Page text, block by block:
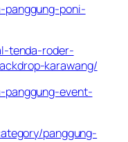
panggung-poni-
tenda-roder-
karawang/
panggung-event-
panggung-